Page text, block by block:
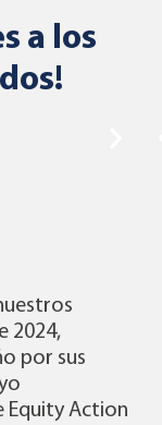
a los
2024,
por sus
Equity Action